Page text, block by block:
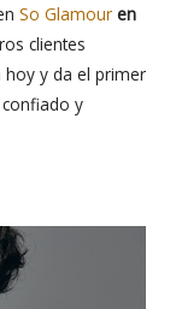
So Glamour en
clientes
hoy y da el primer
y